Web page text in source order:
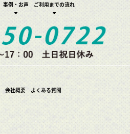
事例・お声 ご利用までの流れ
会社概要 よくある質問